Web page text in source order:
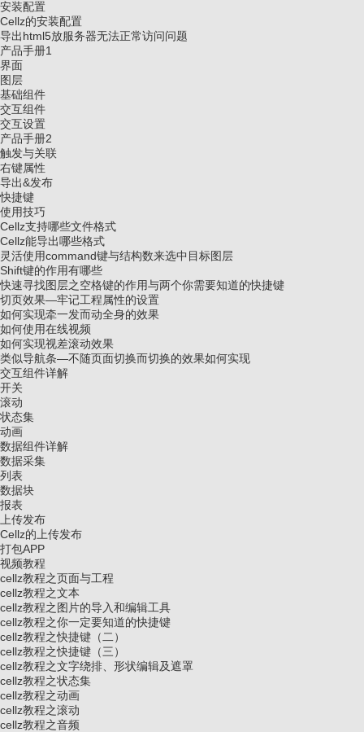
安装配置
Cellz的安装配置
导出html5放服务器无法正常访问问题
产品手册1
界面
图层
基础组件
交互组件
交互设置
产品手册2
触发与关联
右键属性
导出&发布
快捷键
使用技巧
Cellz支持哪些文件格式
Cellz能导出哪些格式
灵活使用command键与结构数来选中目标图层
Shift键的作用有哪些
快速寻找图层之空格键的作用与两个你需要知道的快捷键
切页效果—牢记工程属性的设置
如何实现牵一发而动全身的效果
如何使用在线视频
如何实现视差滚动效果
类似导航条—不随页面切换而切换的效果如何实现
交互组件详解
开关
滚动
状态集
动画
数据组件详解
数据采集
列表
数据块
报表
上传发布
Cellz的上传发布
打包APP
视频教程
cellz教程之页面与工程
cellz教程之文本
cellz教程之图片的导入和编辑工具
cellz教程之你一定要知道的快捷键
cellz教程之快捷键（二）
cellz教程之快捷键（三）
cellz教程之文字绕排、形状编辑及遮罩
cellz教程之状态集
cellz教程之动画
cellz教程之滚动
cellz教程之音频